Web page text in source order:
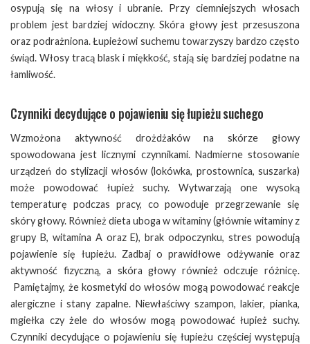
osypują się na włosy i ubranie. Przy ciemniejszych włosach
problem jest bardziej widoczny. Skóra głowy jest przesuszona
oraz podrażniona. Łupieżowi suchemu towarzyszy bardzo często
świąd. Włosy tracą blask i miękkość, stają się bardziej podatne na
łamliwość.
Czynniki decydujące o pojawieniu się łupieżu suchego
Wzmożona aktywność drożdżaków na skórze głowy
spowodowana jest licznymi czynnikami. Nadmierne stosowanie
urządzeń do stylizacji włosów (lokówka, prostownica, suszarka)
może powodować łupież suchy. Wytwarzają one wysoką
temperaturę podczas pracy, co powoduje przegrzewanie się
skóry głowy. Również dieta uboga w witaminy (głównie witaminy z
grupy B, witamina A oraz E), brak odpoczynku, stres powodują
pojawienie się łupieżu. Zadbaj o prawidłowe odżywanie oraz
aktywność fizyczną, a skóra głowy również odczuje różnicę.
Pamiętajmy, że kosmetyki do włosów mogą powodować reakcje
alergiczne i stany zapalne. Niewłaściwy szampon, lakier, pianka,
mgiełka czy żele do włosów mogą powodować łupież suchy.
Czynniki decydujące o pojawieniu się łupieżu częściej występują